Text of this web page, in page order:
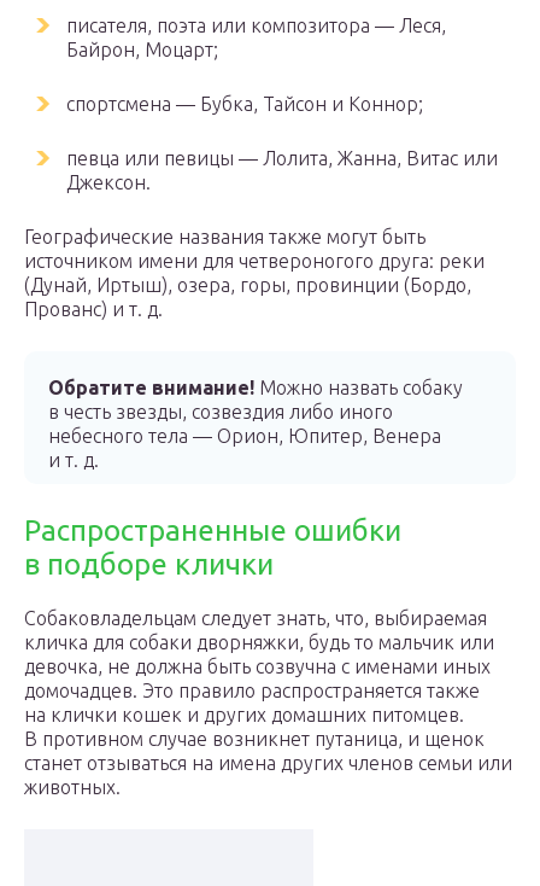
писателя, поэта или композитора — Леся,
Байрон, Моцарт;
спортсмена — Бубка, Тайсон и Коннор;
певца или певицы — Лолита, Жанна, Витас или
Джексон.
Географические названия также могут быть
источником имени для четвероногого друга: реки
(Дунай, Иртыш), озера, горы, провинции (Бордо,
Прованс) и т. д.
Обратите внимание! Можно назвать собаку
в честь звезды, созвездия либо иного
небесного тела — Орион, Юпитер, Венера
и т. д.
Распространенные ошибки
в подборе клички
Собаковладельцам следует знать, что, выбираемая
кличка для собаки дворняжки, будь то мальчик или
девочка, не должна быть созвучна с именами иных
домочадцев. Это правило распространяется также
на клички кошек и других домашних питомцев.
В противном случае возникнет путаница, и щенок
станет отзываться на имена других членов семьи или
животных.